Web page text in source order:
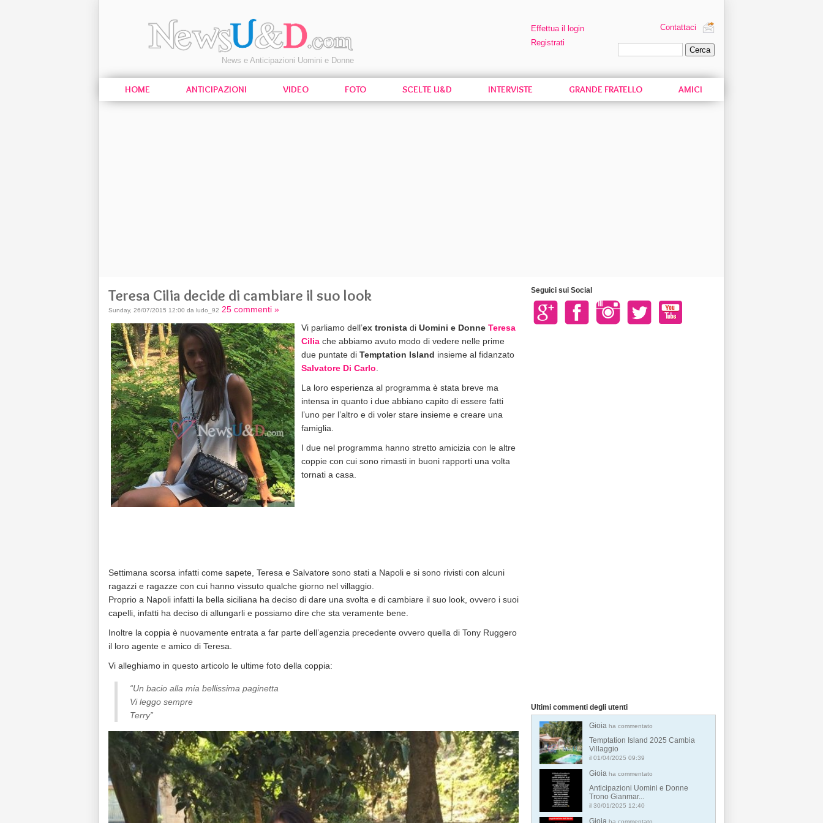
News e Anticipazioni Uomini e Donne
Effettua il login
Registrati
Contattaci
HOME ANTICIPAZIONI VIDEO FOTO SCELTE U&D INTERVISTE GRANDE FRATELLO AMICI
Teresa Cilia decide di cambiare il suo look
Sunday, 26/07/2015 12:00 da ludo_92 25 commenti »
Vi parliamo dell’ex tronista di Uomini e Donne Teresa
Cilia che abbiamo avuto modo di vedere nelle prime
due puntate di Temptation Island insieme al fidanzato
Salvatore Di Carlo
La loro esperienza al programma è stata breve ma
intensa in quanto i due abbiano capito di essere fatti
l’uno per l’altro e di voler stare insieme e creare una
famiglia.
I due nel programma hanno stretto amicizia con le altre
coppie con cui sono rimasti in buoni rapporti una volta
tornati a casa.
Settimana scorsa infatti come sapete, Teresa e Salvatore sono stati a Napoli e si sono rivisti con alcuni
ragazzi e ragazze con cui hanno vissuto qualche giorno nel villaggio.
Proprio a Napoli infatti la bella siciliana ha deciso di dare una svolta e di cambiare il suo look, ovvero i suoi
capelli, infatti ha deciso di allungarli e possiamo dire che sta veramente bene.
Inoltre la coppia è nuovamente entrata a far parte dell’agenzia precedente ovvero quella di Tony Ruggero
il loro agente e amico di Teresa.
Vi alleghiamo in questo articolo le ultime foto della coppia:
“Un bacio alla mia bellissima paginetta
Vi leggo sempre
Terry”
Seguici sui Social
Ultimi commenti degli utenti
Gioia ha commentato
Temptation Island 2025 Cambia
Villaggio
il 01/04/2025 09:39
Gioia ha commentato
Anticipazioni Uomini e Donne
Trono Gianmar...
il 30/01/2025 12:40
Gioia ha commentato